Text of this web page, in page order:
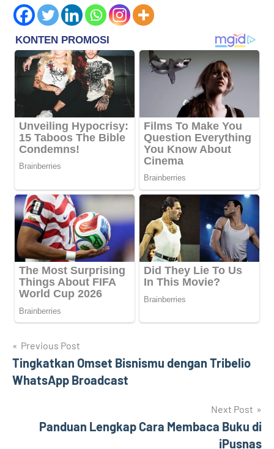
Navigasi
pos
Previous Post
Tingkatkan Omset Bisnismu dengan Tribelio
WhatsApp Broadcast
Next Post
Panduan Lengkap Cara Membaca Buku di
iPusnas